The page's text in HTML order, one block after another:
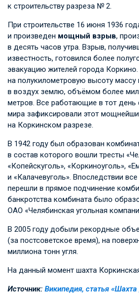
к строительству разреза № 2.
При строительстве 16 июня 1936
и произведен мощный взрыв,
в десять часов утра. Взрыв,
известность, готовился более
эвакуацию жителей города
на полукилометровую высоту массу
в воздух землю, объёмом более
метров. Все работающие в тот день
мира зафиксировали этот
на Коркинском разрезе.
В 1942 году был образован
в состав которого вошли тресты
«Копейскуголь», «Коркиноуголь»,
и «Калачевуголь». Впоследствии
перешли в прямое подчинение
банкротства комбината было
ОАО «Челябинская угольная
В 2005 году добыли рекордные
(за постсоветское время), на
миллиона тонн угля.
На данный момент шахта
Источник: Википедия, статья «Шахта